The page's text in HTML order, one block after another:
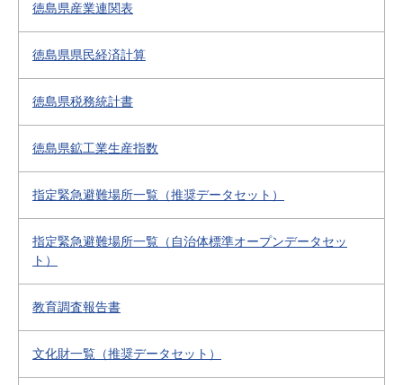
徳島県産業連関表
徳島県県民経済計算
徳島県税務統計書
徳島県鉱工業生産指数
指定緊急避難場所一覧（推奨データセット）
指定緊急避難場所一覧（自治体標準オープンデータセッ
ト）
教育調査報告書
文化財一覧（推奨データセット）